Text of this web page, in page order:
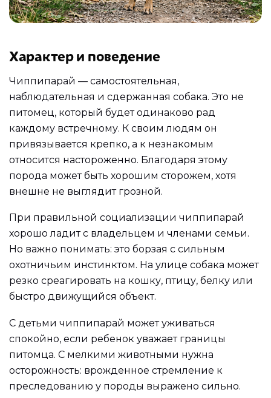
Характер и поведение
Чиппипарай — самостоятельная,
наблюдательная и сдержанная собака. Это не
питомец, который будет одинаково рад
каждому встречному. К своим людям он
привязывается крепко, а к незнакомым
относится настороженно. Благодаря этому
порода может быть хорошим сторожем, хотя
внешне не выглядит грозной.
При правильной социализации чиппипарай
хорошо ладит с владельцем и членами семьи.
Но важно понимать: это борзая с сильным
охотничьим инстинктом. На улице собака может
резко среагировать на кошку, птицу, белку или
быстро движущийся объект.
С детьми чиппипарай может уживаться
спокойно, если ребенок уважает границы
питомца. С мелкими животными нужна
осторожность: врожденное стремление к
преследованию у породы выражено сильно.